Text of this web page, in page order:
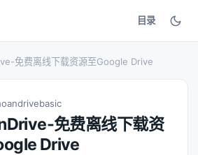
目录
免费离线下载资源至Google Drive
免费离线下载资
Drive